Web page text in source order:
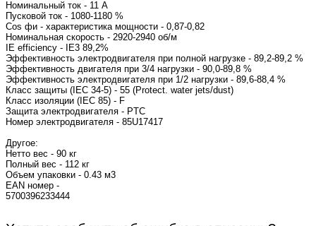
Номинальный ток - 11
Пусковой ток - 1080-1180 %
Cos фи - характеристика
Номинальная скорость - 2920-2940 об/
IE efficiency - IE3
Эффективность электродвигателя при полной нагрузке - 89,2-89,2 %
Эффективность двигателя при 3/4 нагрузки - 90,0-89,8 %
Эффективность электродвигателя при 1/2 нагрузки - 89,6-88,4 %
Класс защиты (IEC 34-5) - 55 (Protect. water jets/dust)
Класс изоляции (IEC 85) - F
Защита электродвигателя - PTC
Номер электродвигателя -
Другое:
Нетто вес - 90 кг
Полный вес - 112 кг
Объем упаковки - 0.43 м3
EAN номер -